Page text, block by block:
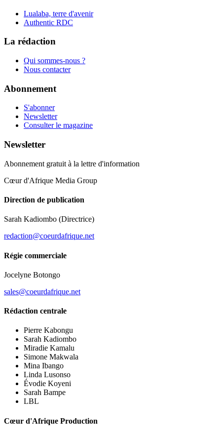
Lualaba, terre d'avenir
Authentic RDC
La rédaction
Qui sommes-nous ?
Nous contacter
Abonnement
S'abonner
Newsletter
Consulter le magazine
Newsletter
Abonnement gratuit à la lettre d'information
Cœur d'Afrique Media Group
Direction de publication
Sarah Kadiombo (Directrice)
redaction@coeurdafrique.net
Régie commerciale
Jocelyne Botongo
sales@coeurdafrique.net
Rédaction centrale
Pierre Kabongu
Sarah Kadiombo
Miradie Kamalu
Simone Makwala
Mina Ibango
Linda Lusonso
Évodie Koyeni
Sarah Bampe
LBL
Cœur d'Afrique Production